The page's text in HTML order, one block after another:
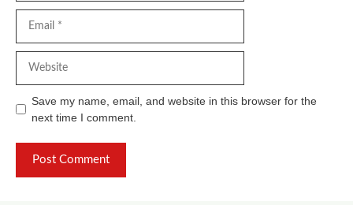
Save my name, email, and website in this browser for the
next time I comment.